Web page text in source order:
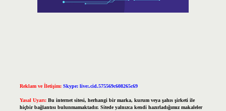
Reklam ve İletişim: Skype: live:.cid.575569c608265c69
Yasal Uyarı: Bu internet sitesi, herhangi bir marka, kurum veya şahıs şirketi ile
hiçbir bağlantısı bulunmamaktadır. Sitede yalnızca kendi hazırladığımız makaleler